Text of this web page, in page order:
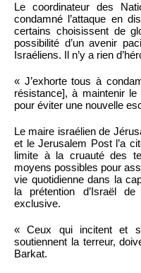
Le coordinateur des
condamné l’attaque en
certains choisissent de
possibilité d’un avenir
Israéliens. Il n’y a rien
« J’exhorte tous à
résistance], à maintenir
pour éviter une nouvelle
Le maire israélien de
et le Jerusalem Post l’a
limite à la cruauté des
moyens possibles pour
vie quotidienne dans la
la prétention d’Israël
exclusive.
« Ceux qui incitent et
soutiennent la terreur,
Barkat.